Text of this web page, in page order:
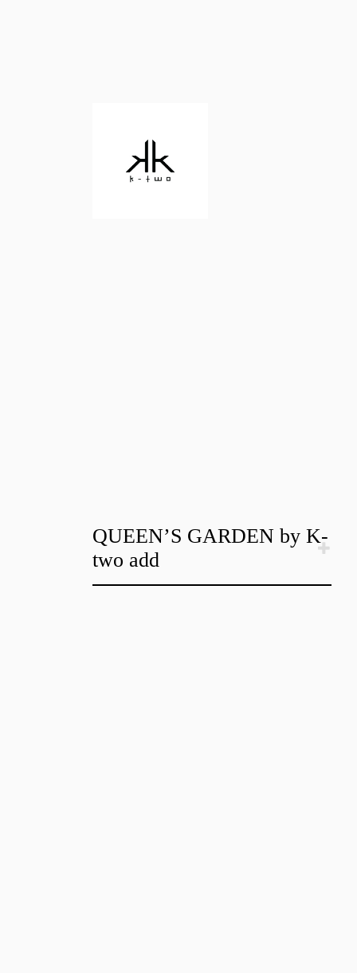
QUEEN’S GARDEN by K-
two add